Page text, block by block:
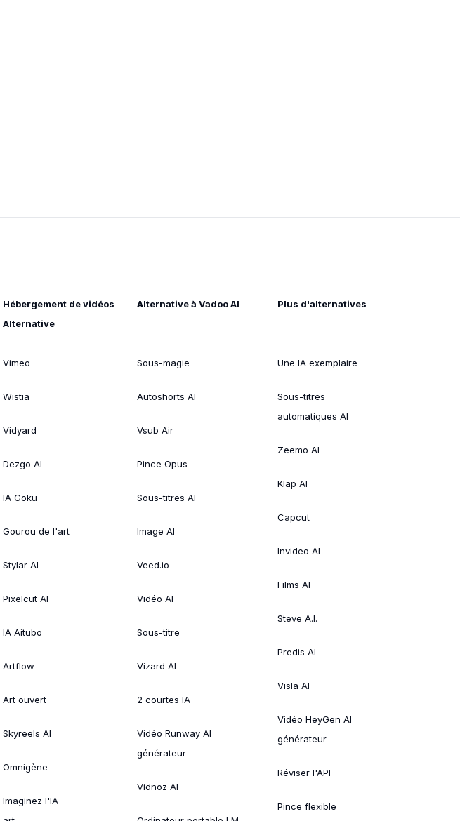
Hébergement de vidéos
Alternative
Vimeo
Wistia
Vidyard
Dezgo AI
IA Goku
Gourou de l'art
Stylar AI
Pixelcut AI
IA Aitubo
Artflow
Art ouvert
Skyreels AI
Omnigène
Imaginez l'IA
Alternative à Vadoo AI
Sous-magie
Autoshorts AI
Vsub Air
Pince Opus
Sous-titres AI
Image AI
Veed.io
Vidéo AI
Sous-titre
Vizard AI
2 courtes IA
Vidéo Runway AI
générateur
Vidnoz AI
Plus d'alternatives
Une IA exemplaire
Sous-titres
automatiques AI
Zeemo AI
Klap AI
Capcut
Invideo AI
Films AI
Steve A.I.
Predis AI
Visla AI
Vidéo HeyGen AI
générateur
Réviser l'API
Pince flexible